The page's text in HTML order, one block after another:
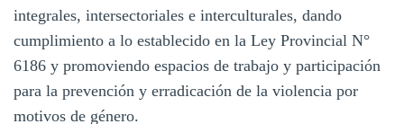
integrales, intersectoriales e interculturales, dando
cumplimiento a lo establecido en la Ley Provincial N°
6186 y promoviendo espacios de trabajo y participación
para la prevención y erradicación de la violencia por
motivos de género.